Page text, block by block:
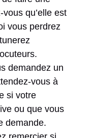
qu’elle est
vous perdrez
demandez un
vous à
si votre
ou que vous
demande.